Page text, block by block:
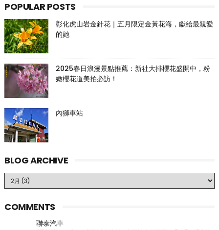
POPULAR POSTS
彰化虎山岩金針花｜五月限定金黃花海，獻給最親愛
的她
2025春日浪漫景點推薦：新社大排櫻花盛開中，粉
嫩櫻花道美拍必訪！
內獅車站
BLOG ARCHIVE
COMMENTS
聯泰汽車